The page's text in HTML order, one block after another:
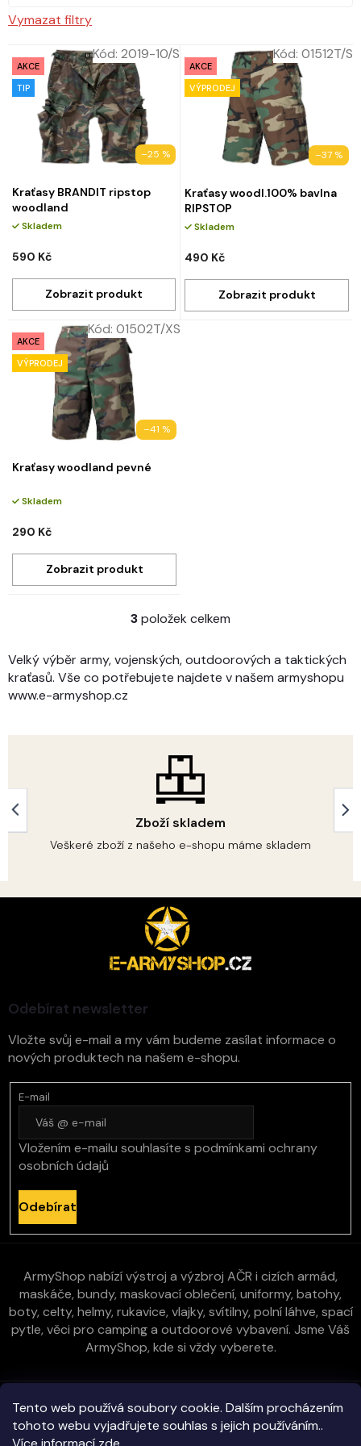
Tento web používá soubory cookie. Dalším procházením
tohoto webu vyjadřujete souhlas s jejich používáním..
Vymazat filtry
AKCE
TIP
–25 %
Kraťasy BRANDIT ripstop
woodland
Skladem
590 Kč
Kód: 2019-10/S
AKCE
VÝPRODEJ
–37 %
Kraťasy woodl.100% bavlna
RIPSTOP
Skladem
490 Kč
Kód: 01512T/S
AKCE
VÝPRODEJ
–41 %
Kraťasy woodland pevné
Skladem
290 Kč
Kód: 01502T/XS
O
á
d
í
r
v
k
v
ý
p
u
3položek celkem
Velký výběr army, vojenských, outdoorových a taktických
kraťasů. Vše co potřebujete najdete v našem armyshopu
www.e-armyshop.cz
Zboží skladem
Veškeré zboží z našeho e-shopu máme skladem
Odebírat newsletter
Vložte svůj e-mail a my vám budeme zasílat informace o
nových produktech na našem e-shopu.
E-mail
Vložením e-mailu souhlasíte s podmínkami ochrany
osobních údajů
Odebírat
ArmyShop nabízí výstroj a výzbroj AČR i cizích armád,
maskáče, bundy, maskovací oblečení, uniformy, batohy,
boty, celty, helmy, rukavice, vlajky, svítilny, polní láhve, spací
pytle, věci pro camping a outdoorové vybavení. Jsme Váš
ArmyShop, kde si vždy vyberete.
Zákaznická péče